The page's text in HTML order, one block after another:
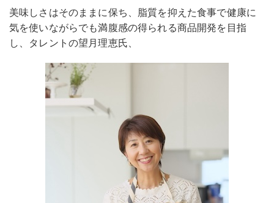
美味しさはそのままに保ち、脂質を抑えた食事で健康に
気を使いながらでも満腹感の得られる商品開発を目指
し、タレントの望月理恵氏、